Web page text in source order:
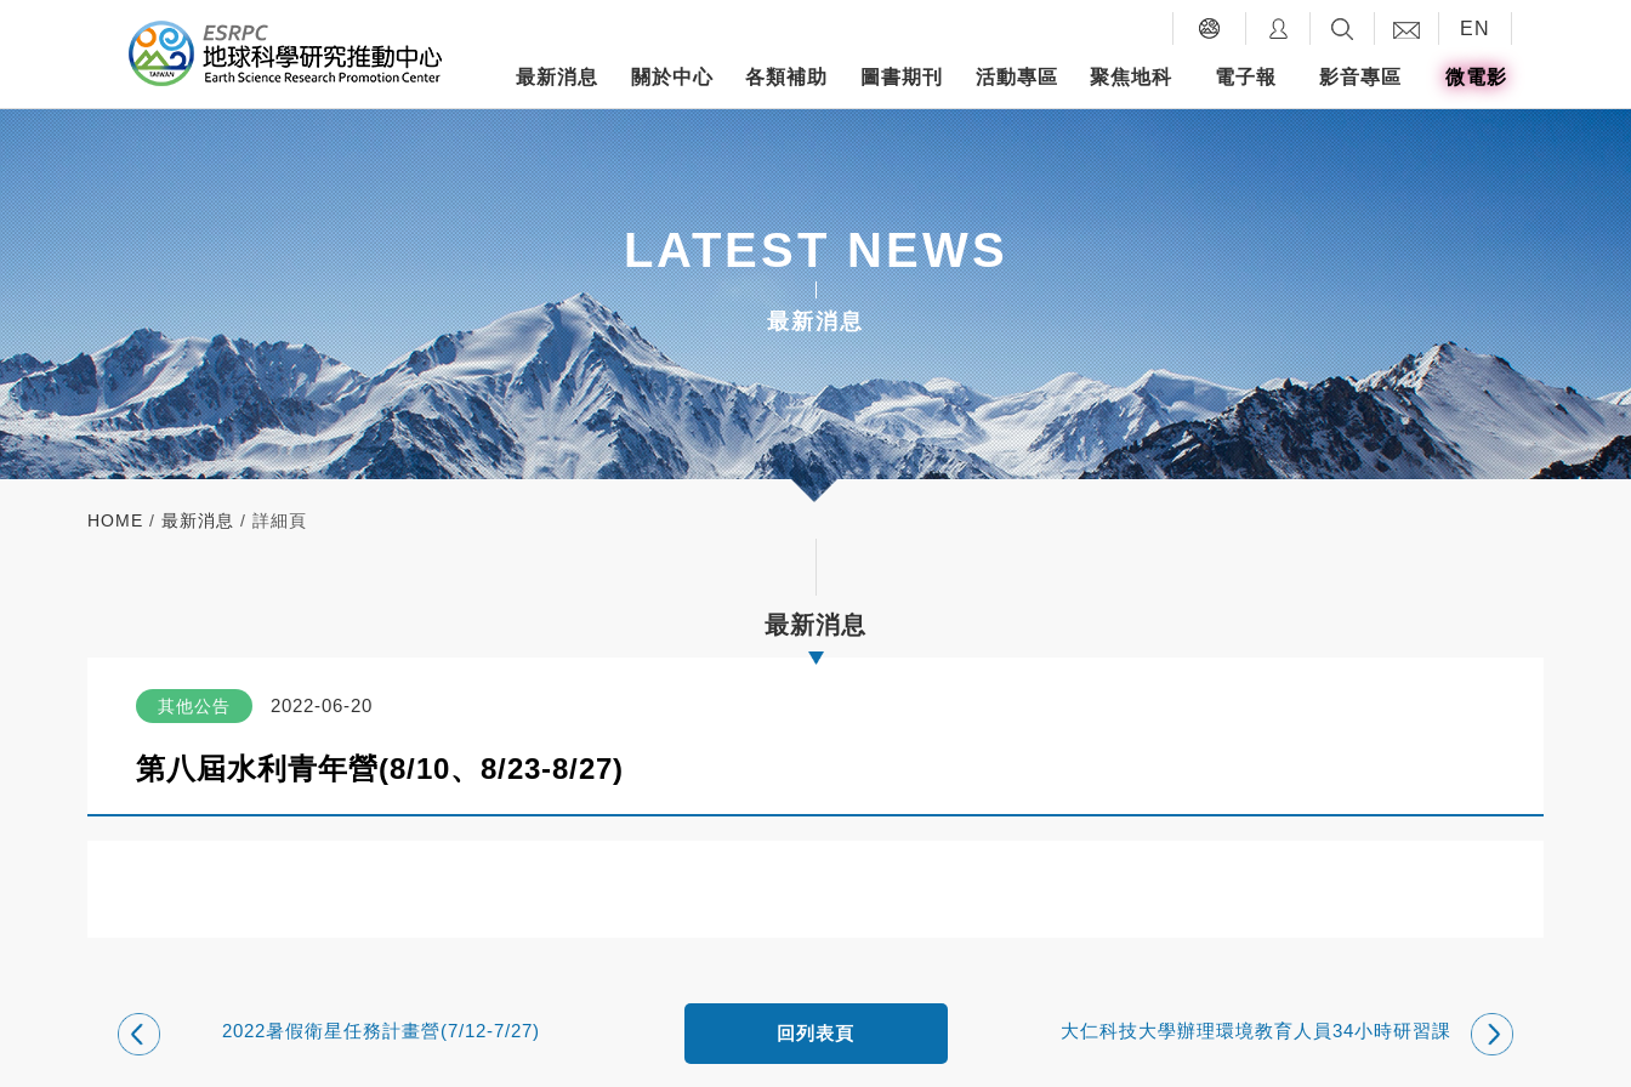
EN
最新消息 關於中心 各類補助 圖書期刊 活動專區 聚焦地科 電子報 影音專區 微電影
LATEST NEWS
最新消息
HOME / 最新消息 / 詳細頁
最新消息
其他公告 2022-06-20
第八屆水利青年營(8/10、8/23-8/27)
2022暑假衛星任務計畫營(7/12-7/27)
大仁科技大學辦理環境教育人員34小時研習課
回列表頁